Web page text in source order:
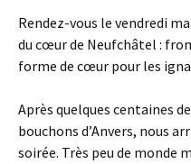
Rendez-vous le vendredi
du cœur de Neufchâtel :
forme de cœur pour les
Après quelques centaines
bouchons d’Anvers, nous
soirée. Très peu de monde